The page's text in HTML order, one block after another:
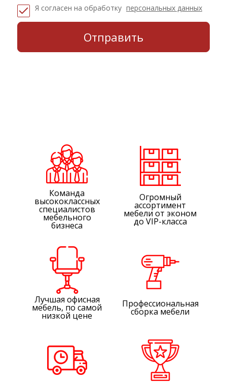
Я согласен на обработку персональных данных
Команда
высококлассных
специалистов
мебельного
бизнеса
Огромный
ассортимент
мебели от эконом
до VIP-класса
Лучшая офисная
мебель, по самой
низкой цене
Профессиональная
сборка мебели